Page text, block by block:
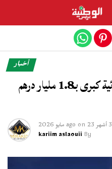
أخبار
الـSGTM تظفر بصفقة مينائية كبرى بـ1.8 مليار درهم
3 أشهر ago on 23 مايو 2026
By
kariim aslaouii
Exit